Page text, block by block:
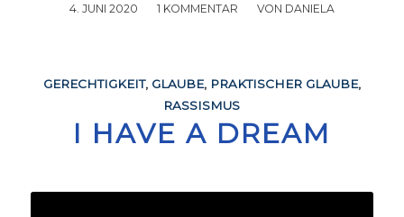
4. JUNI 2020
/ 1 KOMMENTAR
/ VON DANIELA
GERECHTIGKEIT, GLAUBE, PRAKTISCHER GLAUBE,
RASSISMUS
I HAVE A DREAM